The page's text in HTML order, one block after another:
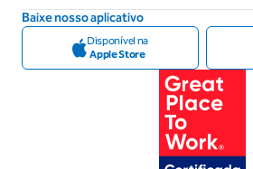
Baixe nosso aplicativo
Disponível na
Apple Store